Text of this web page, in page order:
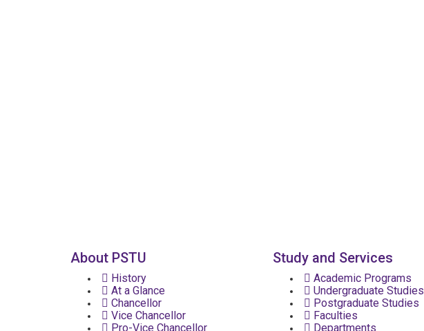
About PSTU
History
At a Glance
Chancellor
Vice Chancellor
Pro-Vice Chancellor
Study and Services
Academic Programs
Undergraduate Studies
Postgraduate Studies
Faculties
Departments